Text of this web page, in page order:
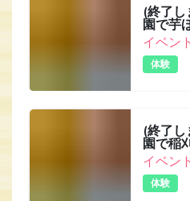
(終了
園で芋
イベント
体験
(終了
園で稲
イベント
体験